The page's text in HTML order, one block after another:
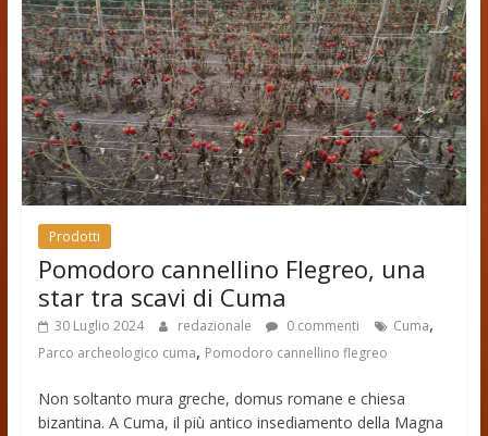
Prodotti
Pomodoro cannellino Flegreo, una
star tra scavi di Cuma
30 Luglio 2024 redazionale 0 commenti Cuma,
Parco archeologico cuma, Pomodoro cannellino flegreo
Non soltanto mura greche, domus romane e chiesa
bizantina. A Cuma, il più antico insediamento della Magna